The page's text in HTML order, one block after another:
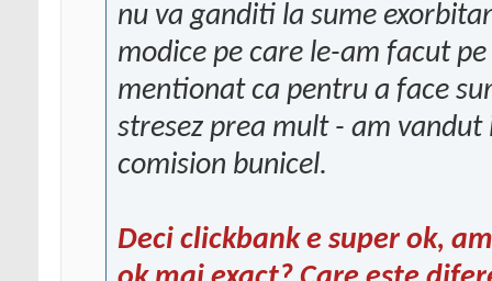
nu va ganditi la sume
modice pe care le-am facut
mentionat ca pentru a face
stresez prea mult - am
comision bunicel.
Deci clickbank e super ok,